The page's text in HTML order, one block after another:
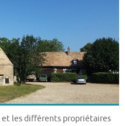
et les différents propriétaires